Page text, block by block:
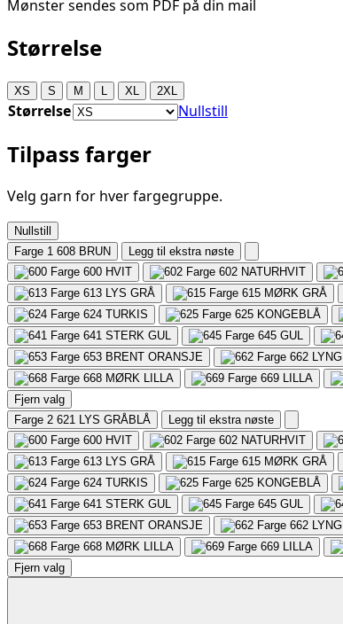
Mønster sendes som PDF på din mail
Størrelse
XS S M XL 2XL
Størrelse Nullstill
Tilpass farger
Velg garn for hver fargegruppe.
Nullstill
Farge 1 608 BRUN
Legg til ekstra nøste
600 HVIT 602 NATURHVIT
613 LYS GRÅ 615 MØRK GRÅ
624 TURKIS 625 KONGEBLÅ
641 STERK GUL 645 GUL
653 BRENT ORANSJE 662 LYNG
668 MØRK LILLA 669 LILLA
Fjern valg
Farge 2 621 LYS GRÅBLÅ
Legg til ekstra nøste
600 HVIT 602 NATURHVIT
613 LYS GRÅ 615 MØRK GRÅ
624 TURKIS 625 KONGEBLÅ
641 STERK GUL 645 GUL
653 BRENT ORANSJE 662 LYNG
668 MØRK LILLA 669 LILLA
Fjern valg